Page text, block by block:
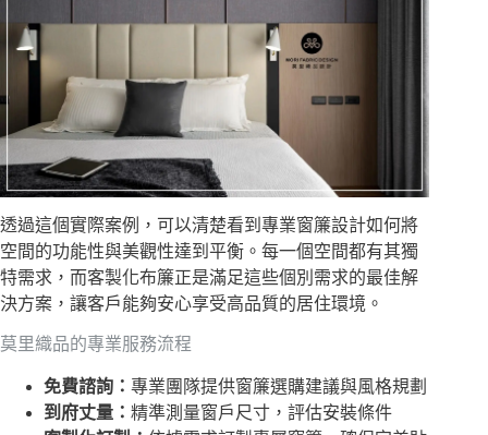
透過這個實際案例，可以清楚看到專業窗簾設計如何將
空間的功能性與美觀性達到平衡。每一個空間都有其獨
特需求，而客製化布簾正是滿足這些個別需求的最佳解
決方案，讓客戶能夠安心享受高品質的居住環境。
莫里織品的專業服務流程
免費諮詢： 專業團隊提供窗簾選購建議與風格規劃
到府丈量： 精準測量窗戶尺寸，評估安裝條件